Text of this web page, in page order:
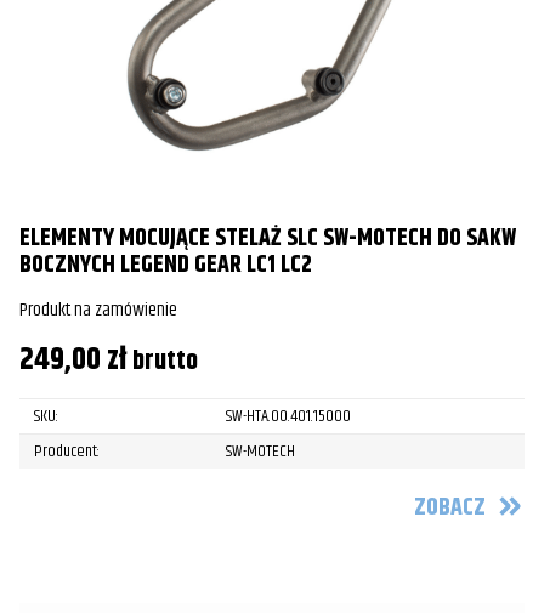
ELEMENTY MOCUJĄCE STELAŻ SLC SW-MOTECH DO SAKW
BOCZNYCH LEGEND GEAR LC1 LC2
Produkt na zamówienie
249,00złbrutto
SKU:
SW-HTA.00.401.15000
Producent:
SW-MOTECH
ZOBACZ